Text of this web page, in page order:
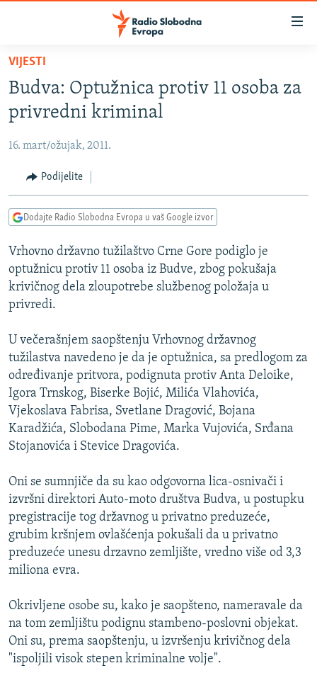
Pređite
glavni
sadržaj
Pređite
na
navigaciju
Pređite
na
VIJESTI
BOSNA I HERCEGOVINA
SRBIJA
KOSOVO
CRNA GORA
VIDEO
FOTOGALERIJE
INFOGRAFIKE
PODCASTI
RAT U UKRAJINI
KINA NA BALKANU
RSE PRIČE IZ SVIJETA
ISPRIČAJ MI
DNEVNO@RSE
SPECIJALI RSE
VIŠE OD NASLOVA
GENOCID U SREBRENICI
TV LIBERTY
POST SCRIPTUM
MOJA EVROPA
NASTANAK I RASPAD JUGOSLAVIJE
PRATITE NAS
Sve RFE/RL stranice
VIJESTI
Budva: Optužnica protiv 11 osoba za
privredni kriminal
16. mart/ožujak, 2011.
Podijelite
Dodajte Radio Slobodna Evropa u vaš Google izvor
Vrhovno državno tužilaštvo Crne Gore podiglo je
optužnicu protiv 11 osoba iz Budve, zbog pokušaja
krivičnog dela zloupotrebe službenog položaja u
privredi.
U večerašnjem saopštenju Vrhovnog državnog
tužilastva navedeno je da je optužnica, sa predlogom za
određivanje pritvora, podignuta protiv Anta Deloike,
Igora Trnskog, Biserke Bojić, Milića Vlahovića,
Vjekoslava Fabrisa, Svetlane Dragović, Bojana
Karadžića, Slobodana Pime, Marka Vujovića, Srđana
Stojanovića i Stevice Dragovića.
Oni se sumnjiče da su kao odgovorna lica-osnivači i
izvršni direktori Auto-moto društva Budva, u postupku
pregistracije tog državnog u privatno preduzeće,
grubim kršnjem ovlašćenja pokušali da u privatno
preduzeće unesu drzavno zemljište, vredno više od 3,3
miliona evra.
Okrivljene osobe su, kako je saopšteno, nameravale da
na tom zemljištu podignu stambeno-poslovni objekat.
Oni su, prema saopštenju, u izvršenju krivičnog dela
"ispoljili visok stepen kriminalne volje".